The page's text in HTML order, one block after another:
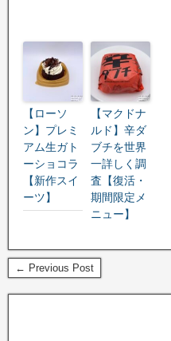
【ローソ
ン】プレミ
アム生ガト
ーショコラ
【新作スイ
ーツ】
【マクドナ
ルド】辛ダ
ブチを世界
一詳しく調
査【復活・
期間限定メ
ニュー】
← Previous Post